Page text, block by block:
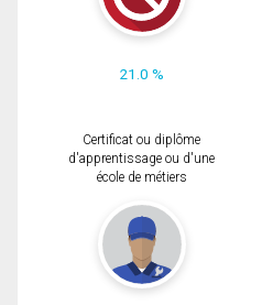
21.0 %
Certificat ou diplôme
d'apprentissage ou d'une
école de métiers